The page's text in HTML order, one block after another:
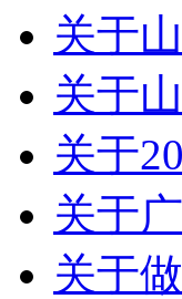
关于
关于
关于
关于
关于